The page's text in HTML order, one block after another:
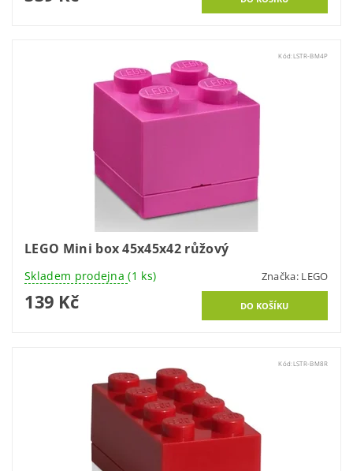
Kód: LSTR-BM4P
LEGO Mini box 45x45x42 růžový
Skladem prodejna(1 ks) Značka: LEGO
139 Kč
Kód: LSTR-BM8R